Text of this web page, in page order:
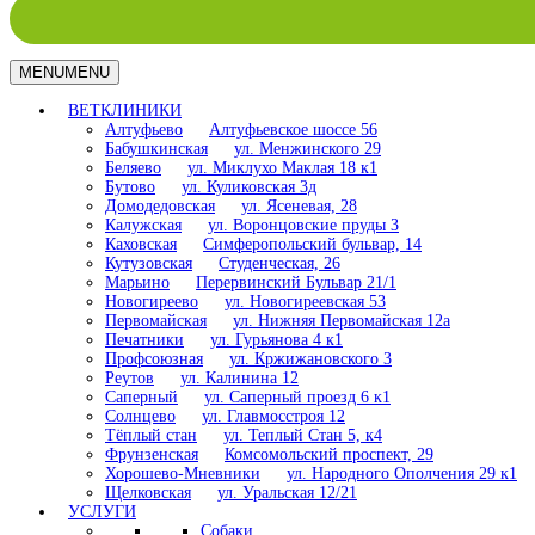
MENUMENU
ВЕТКЛИНИКИ
Алтуфьево
Алтуфьевское шоссе 56
Бабушкинская
ул. Менжинского 29
Беляево
ул. Миклухо Маклая 18 к1
Бутово
ул. Куликовская 3д
Домодедовская
ул. Ясеневая, 28
Калужская
ул. Воронцовские пруды 3
Каховская
Симферопольский бульвар, 14
Кутузовская
Студенческая, 26
Марьино
Перервинский Бульвар 21/1
Новогиреево
ул. Новогиреевская 53
Первомайская
ул. Нижняя Первомайская 12а
Печатники
ул. Гурьянова 4 к1
Профсоюзная
ул. Кржижановского 3
Реутов
ул. Калинина 12
Саперный
ул. Саперный проезд 6 к1
Солнцево
ул. Главмосстроя 12
Тёплый стан
ул. Теплый Стан 5, к4
Фрунзенская
Комсомольский проспект, 29
Хорошево-Мневники
ул. Народного Ополчения 29 к1
Щелковская
ул. Уральская 12/21
УСЛУГИ
Собаки